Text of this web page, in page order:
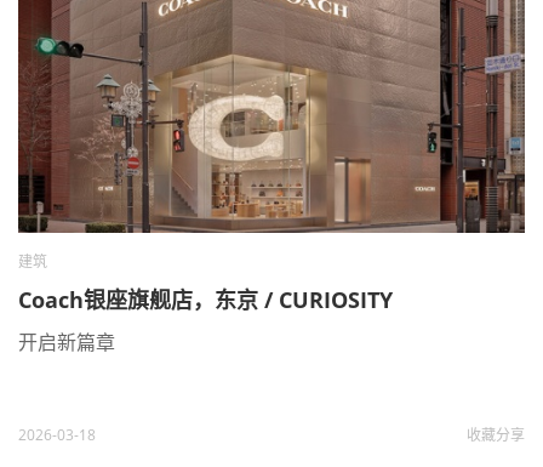
建筑
Coach银座旗舰店，东京 / CURIOSITY
开启新篇章
2026-03-18 收藏分享